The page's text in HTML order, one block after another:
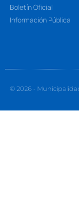
Boletín Oficial
Información Pública
© 2026 -